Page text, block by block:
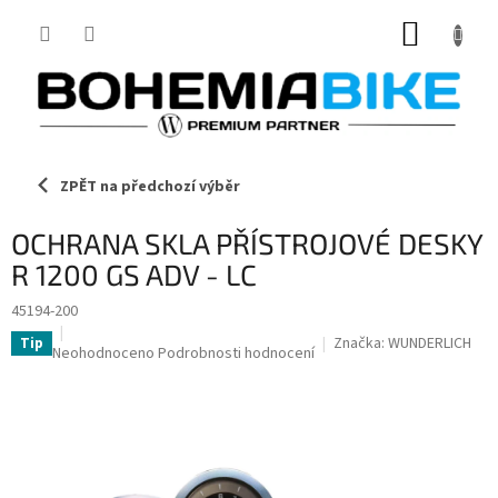
ZPĚT na předchozí výběr
OCHRANA SKLA PŘÍSTROJOVÉ DESKY
R 1200 GS ADV - LC
45194-200
Tip Průměrné
Neohodnoceno Podrobnosti hodnocení Značka: WUNDERLICH